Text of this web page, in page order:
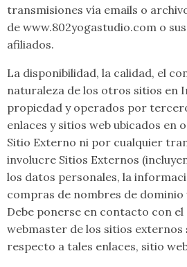
transmisiones vía emails o
de www.802yogastudio.com o
afiliados.
La disponibilidad, la calidad, el
naturaleza de los otros sitios en
propiedad y operados por
enlaces y sitios web ubicados en
Sitio Externo ni por cualquier
involucre Sitios Externos
los datos personales, la
compras de nombres de
Debe ponerse en contacto con
webmaster de los sitios externos
respecto a tales enlaces, sitio